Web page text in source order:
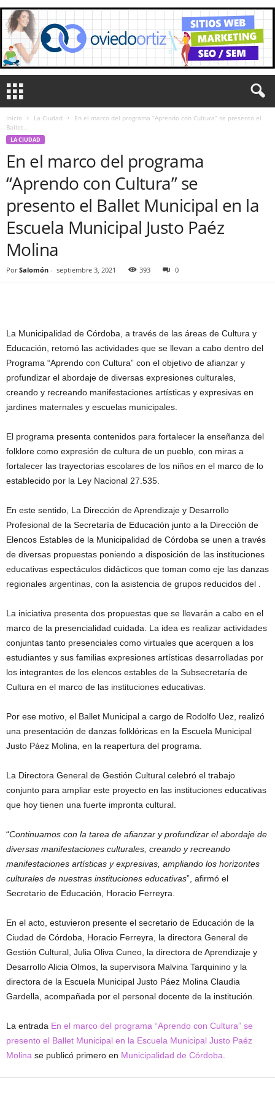
Inicio La Ciudad
En el marco del programa “Aprendo con Cultura” se presento el
Ballet...
LA CIUDAD
En el marco del programa
“Aprendo con Cultura” se
presento el Ballet Municipal en la
Escuela Municipal Justo Paéz
Molina
Por Salomón - septiembre 3, 2021 393 0
La Municipalidad de Córdoba, a través de las áreas de Cultura y
Educación, retomó las actividades que se llevan a cabo dentro del
Programa “Aprendo con Cultura” con el objetivo de afianzar y
profundizar el abordaje de diversas expresiones culturales,
creando y recreando manifestaciones artísticas y expresivas en
jardines maternales y escuelas municipales.
El programa presenta contenidos para fortalecer la enseñanza del
folklore como expresión de cultura de un pueblo, con miras a
fortalecer las trayectorias escolares de los niños en el marco de lo
establecido por la Ley Nacional 27.535.
En este sentido, La Dirección de Aprendizaje y Desarrollo
Profesional de la Secretaría de Educación junto a la Dirección de
Elencos Estables de la Municipalidad de Córdoba se unen a través
de diversas propuestas poniendo a disposición de las instituciones
educativas espectáculos didácticos que toman como eje las danzas
regionales argentinas, con la asistencia de grupos reducidos del .
La iniciativa presenta dos propuestas que se llevarán a cabo en el
marco de la presencialidad cuidada. La idea es realizar actividades
conjuntas tanto presenciales como virtuales que acerquen a los
estudiantes y sus familias expresiones artísticas desarrolladas por
los integrantes de los elencos estables de la Subsecretaría de
Cultura en el marco de las instituciones educativas.
Por ese motivo, el Ballet Municipal a cargo de Rodolfo Uez, realizó
una presentación de danzas folklóricas en la Escuela Municipal
Justo Páez Molina, en la reapertura del programa.
La Directora General de Gestión Cultural celebró el trabajo
conjunto para ampliar este proyecto en las instituciones educativas
que hoy tienen una fuerte impronta cultural.
“Continuamos con la tarea de afianzar y profundizar el abordaje de
diversas manifestaciones culturales, creando y recreando
manifestaciones artísticas y expresivas, ampliando los horizontes
culturales de nuestras instituciones educativas”, afirmó el
Secretario de Educación, Horacio Ferreyra.
En el acto, estuvieron presente el secretario de Educación de la
Ciudad de Córdoba, Horacio Ferreyra, la directora General de
Gestión Cultural, Julia Oliva Cuneo, la directora de Aprendizaje y
Desarrollo Alicia Olmos, la supervisora Malvina Tarquinino y la
directora de la Escuela Municipal Justo Páez Molina Claudia
Gardella, acompañada por el personal docente de la institución.
La entrada En el marco del programa “Aprendo con Cultura” se
presento el Ballet Municipal en la Escuela Municipal Justo Paéz
Molina se publicó primero en Municipalidad de Córdoba